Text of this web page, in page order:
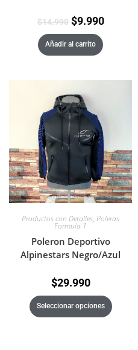
$14.990 $9.990
Añadir al carrito
Productos con Detalles, Poleras
Formula 1
Poleron Deportivo
Alpinestars Negro/Azul
$29.990
Seleccionar opciones